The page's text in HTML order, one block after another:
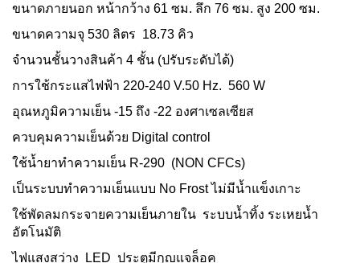
ขนาดภายนอก หน้ากว้าง 61 ซม. ลึก 76 ซม. สูง 200 ซม.
ขนาดความจุ 530 ลิตร 18.73 คิว
จำนวนชั้นวางสินค้า 4 ชั้น (ปรับระดับได้)
การใช้กระแสไฟฟ้า 220-240 V.50 Hz. 560 W
อุณหภูมิความเย็น -15 ถึง -22 องศาเซลเซียส
ควบคุมความเย็นด้วย Digital control
ใช้น้ำยาทำความเย็น R-290 (NON CFCs)
เป็นระบบทำความเย็นแบบ No Frost ไม่มีน้ำแข็งเกาะ
ใช้พัดลมกระจายความเย็นภายใน ระบบน้ำทิ้ง ระเหยน้ำ
อัตโนมัติ
ไฟแสงสว่าง LED ประตูมีกุญแจล็อค